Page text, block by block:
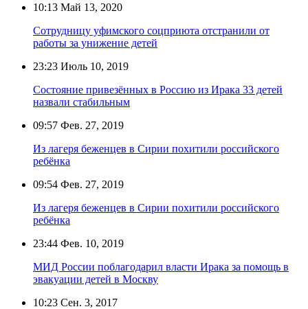
10:13 Май 13, 2020
Сотрудницу уфимского соцприюта отстранили от
работы за унижение детей
23:23 Июль 10, 2019
Состояние привезённых в Россию из Ирака 33 детей
назвали стабильным
09:57 Фев. 27, 2019
Из лагеря беженцев в Сирии похитили российского
ребёнка
09:54 Фев. 27, 2019
Из лагеря беженцев в Сирии похитили российского
ребёнка
23:44 Фев. 10, 2019
МИД России поблагодарил власти Ирака за помощь в
эвакуации детей в Москву
10:23 Сен. 3, 2017